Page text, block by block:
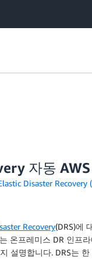
자동
Disaster Recovery
Recovery(DRS)에
온프레미스 DR 인프
설명합니다. DRS는